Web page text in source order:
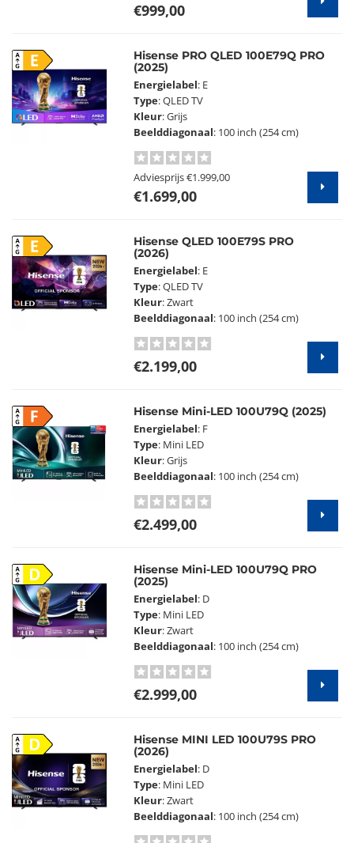
€999,00
Hisense PRO QLED 100E79Q PRO
(2025)
Energielabel: E
Type: QLED TV
Kleur: Grijs
Beelddiagonaal: 100 inch (254 cm)
Adviesprijs€1.999,00
€1.699,00
Hisense QLED 100E79S PRO
(2026)
Energielabel: E
Type: QLED TV
Kleur: Zwart
Beelddiagonaal: 100 inch (254 cm)
€2.199,00
Hisense Mini-LED 100U79Q (2025)
Energielabel: F
Type: Mini LED
Kleur: Grijs
Beelddiagonaal: 100 inch (254 cm)
€2.499,00
Hisense Mini-LED 100U79Q PRO
(2025)
Energielabel: D
Type: Mini LED
Kleur: Zwart
Beelddiagonaal: 100 inch (254 cm)
€2.999,00
Hisense MINI LED 100U79S PRO
(2026)
Energielabel: D
Type: Mini LED
Kleur: Zwart
Beelddiagonaal: 100 inch (254 cm)